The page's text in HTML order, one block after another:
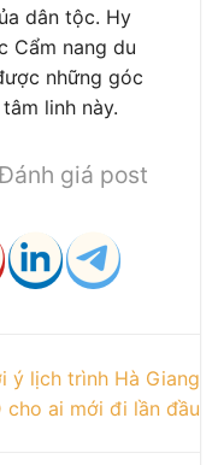
dân tộc. Hy
Cẩm nang du
những góc
linh này.
giá post
ý lịch trình Hà Giang
cho ai mới đi lần đầu